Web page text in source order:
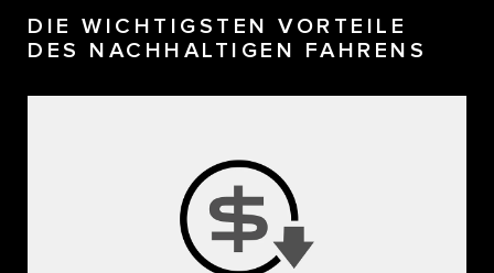
DIE WICHTIGSTEN VORTEILE
DES NACHHALTIGEN FAHRENS